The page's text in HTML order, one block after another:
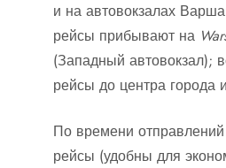
и на автовокзалах
рейсы прибывают на
(Западный автовокзал);
рейсы до центра города
По времени отправлений
рейсы (удобны для